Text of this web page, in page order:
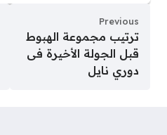
Previous
ترتيب مجموعة الهبوط
قبل الجولة الأخيرة فى
دوري نايل